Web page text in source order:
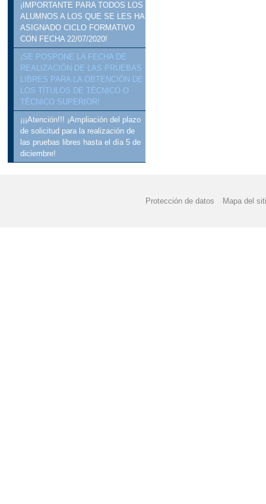
¡IMPORTANTE PARA TODOS LOS
ALUMNOS A LOS QUE SE LES HA
ASIGNADO CICLO FORMATIVO
CON FECHA 22/07/2020!
¡SE POSPONE LA FECHA DE
REALIZACIÓN DE LAS PRUEBAS
LIBRES PARA LA OBTENCIÓN DE
LOS TÍTULOS DE TÉCNICO O
TÉCNICO SUPERIOR!
¡¡¡Atención!!! ¡Ampliación del plazo
de solicitud para la realización de
las pruebas libres hasta el día 5 de
diciembre!
Protección de datos Mapa del